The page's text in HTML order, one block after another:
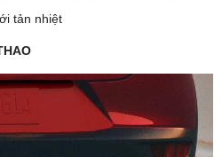
tản nhiệt